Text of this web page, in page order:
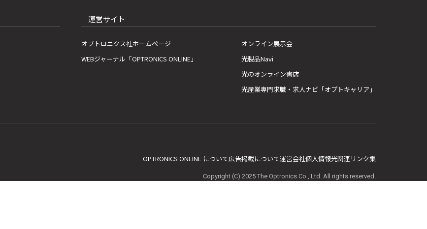
運営サイト
オプトロニクス社ホームページ
WEBジャーナル「OPTRONICS ONLINE」
オンライン展示会
光製品Navi
光のオンライン書店
光産業専門求職・求人ナビ「オプトキャリア」
OPTRONICS ONLINE について広告掲載について運営会社個人情報光関連リンク集
Copyright (C) 2025 The Optronics Co., Ltd. All rights reserved.